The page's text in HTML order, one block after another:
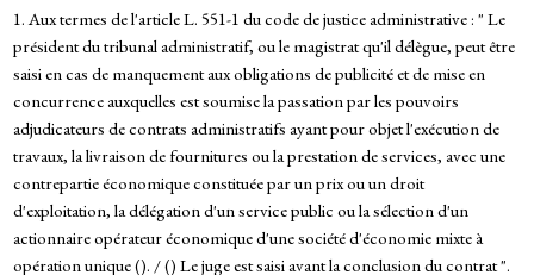
1. Aux termes de l'article L. 551-1 du code de justice administrative : " Le
président du tribunal administratif, ou le magistrat qu'il délègue, peut être
saisi en cas de manquement aux obligations de publicité et de mise en
concurrence auxquelles est soumise la passation par les pouvoirs
adjudicateurs de contrats administratifs ayant pour objet l'exécution de
travaux, la livraison de fournitures ou la prestation de services, avec une
contrepartie économique constituée par un prix ou un droit
d'exploitation, la délégation d'un service public ou la sélection d'un
actionnaire opérateur économique d'une société d'économie mixte à
opération unique (). / () Le juge est saisi avant la conclusion du contrat ".